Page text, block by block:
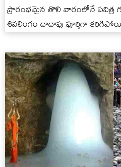
ప్రారంభమైన తొలి వారంలోనే పవిత్ర
శివలింగం దాదాపు పూర్తిగా